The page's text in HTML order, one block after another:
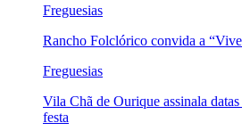
Freguesias
Rancho Folclórico convida a
Freguesias
Vila Chã de Ourique assinala
festa